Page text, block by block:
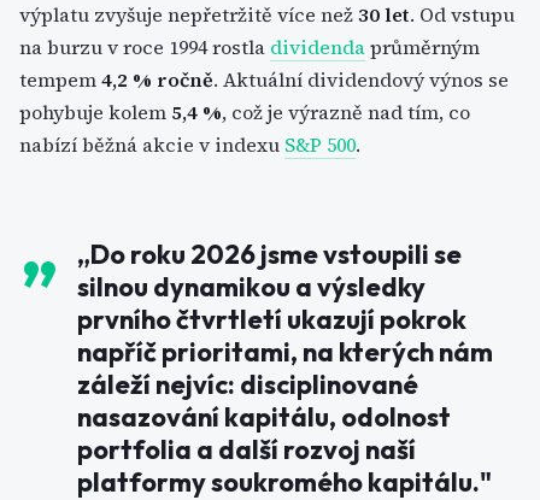
výplatu zvyšuje nepřetržitě více než30 let. Od vstupu
na burzu v roce 1994 rostla dividendaprůměrným
tempem4,2 % ročně. Aktuální dividendový výnos se
pohybuje kolem 5,4 %, což je výrazně nad tím, co
nabízí běžná akcie v indexu S&P 500.
„Do roku 2026 jsme vstoupili se
silnou dynamikou a výsledky
prvního čtvrtletí ukazují pokrok
napříč prioritami, na kterých nám
záleží nejvíc: disciplinované
nasazování kapitálu, odolnost
portfolia a další rozvoj naší
platformy soukromého kapitálu."